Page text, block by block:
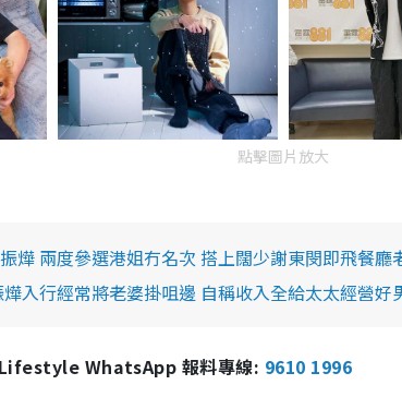
點擊圖片放大
燁 兩度參選港姐冇名次 搭上闊少謝東閔即飛餐廳
入行經常將老婆掛咀邊 自稱收入全給太太經營好
WhatsApp 報料專線: 9610 1996